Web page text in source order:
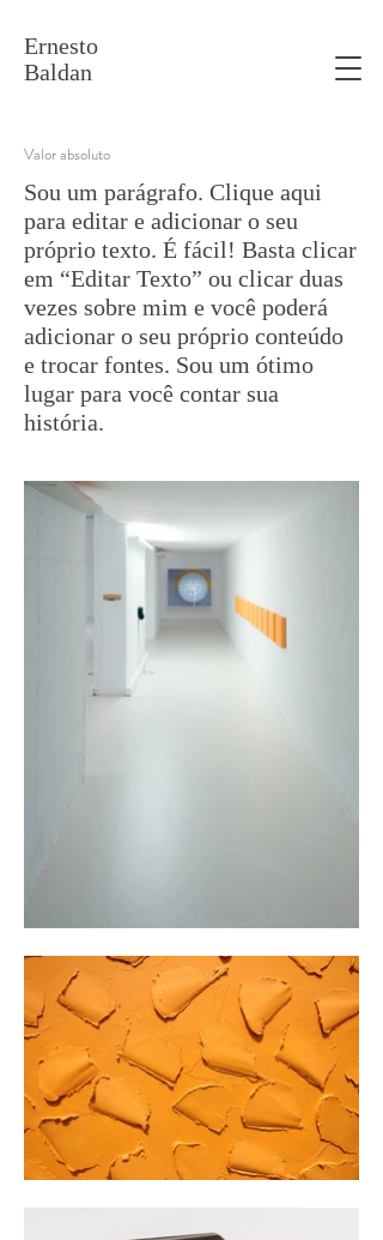
Ernesto
Baldan
Valor absoluto
Sou um parágrafo. Clique aqui
para editar e adicionar o seu
próprio texto. É fácil! Basta clicar
em “Editar Texto” ou clicar duas
vezes sobre mim e você poderá
adicionar o seu próprio conteúdo
e trocar fontes. Sou um ótimo
lugar para você contar sua
história.